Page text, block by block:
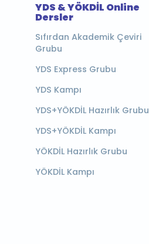
YDS & YÖKDİL Online
Dersler
Sıfırdan Akademik Çeviri
Grubu
YDS Express Grubu
YDS Kampı
YDS+YÖKDİL Hazırlık Grubu
YDS+YÖKDİL Kampı
YÖKDİL Hazırlık Grubu
YÖKDİL Kampı